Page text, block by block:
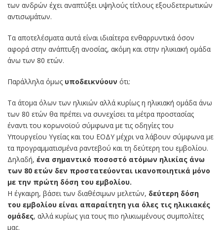
των ανδρών έχει αναπτύξει υψηλούς τίτλους εξουδετερωτικών
αντισωμάτων.
Τα αποτελέσματα αυτά είναι ιδιαίτερα ενθαρρυντικά όσον
αφορά στην ανάπτυξη ανοσίας, ακόμη και στην ηλικιακή ομάδα
άνω των 80 ετών.
Παράλληλα όμως υποδεικνύουν ότι:
Τα άτομα όλων των ηλικιών αλλά κυρίως η ηλικιακή ομάδα άνω
των 80 ετών θα πρέπει να συνεχίσει τα μέτρα προστασίας
έναντι του κορωνοϊού σύμφωνα με τις οδηγίες του
Υπουργείου Υγείας και του ΕΟΔΥ μέχρι να λάβουν σύμφωνα με
τα προγραμματισμένα ραντεβού και τη δεύτερη του εμβολίου.
Δηλαδή, ένα σημαντικό ποσοστό ατόμων ηλικίας άνω
των 80 ετών δεν προστατεύονται ικανοποιητικά μόνο
με την πρώτη δόση του εμβολίου.
Η έγκαιρη, βάσει των διαθέσιμων μελετών, δεύτερη δόση
του εμβολίου είναι απαραίτητη για όλες τις ηλικιακές
ομάδες, αλλά κυρίως για τους πιο ηλικιωμένους συμπολίτες
μας.